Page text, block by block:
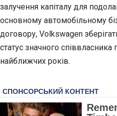
залучення капіталу для
основному автомобільному
договору, Volkswagen
статус значного
найближчих років.